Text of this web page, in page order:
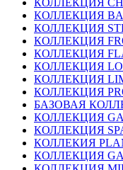
КОЛЛЕКЦИЯ
КОЛЛЕКЦИЯ
КОЛЛЕКЦИЯ
КОЛЛЕКЦИЯ
КОЛЛЕКЦИЯ
КОЛЛЕКЦИЯ
КОЛЛЕКЦИЯ
БАЗОВАЯ
КОЛЛЕКЦИЯ
КОЛЛЕКЦИЯ
КОЛЛЕКИЯ
КОЛЛЕКЦИЯ